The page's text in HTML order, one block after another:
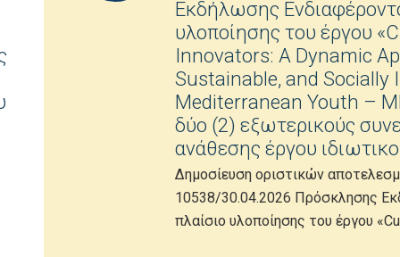
Εκδήλωσης
υλοποίησης του έργου
Innovators: A Dynamic
Sustainable, and Socially
Mediterranean Youth –
δύο (2) εξωτερικούς
ανάθεσης έργου
Δημοσίευση οριστικών
10538/30.04.2026 Πρόσκλησης
πλαίσιο υλοποίησης του έργου